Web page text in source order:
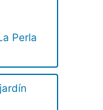
Perla